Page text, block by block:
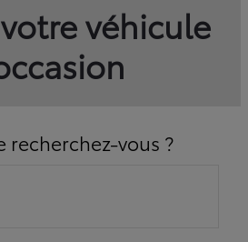
véhicule
recherchez-vous ?